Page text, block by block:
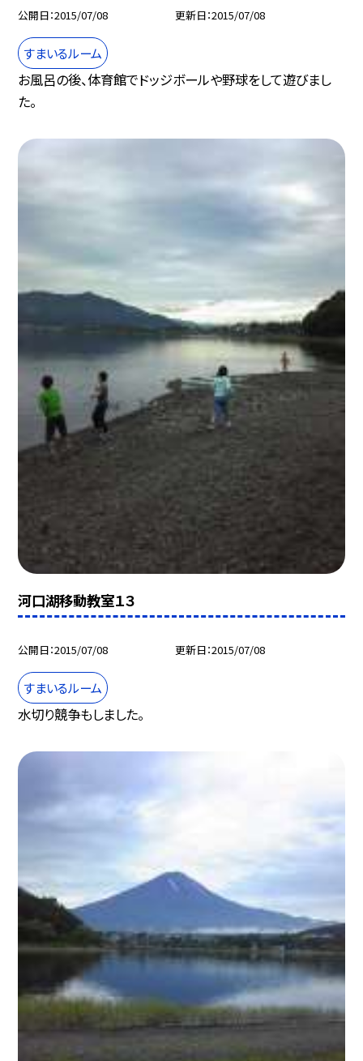
公開日 2015/07/08 更新日 2015/07/08
すまいるルーム
お風呂の後、体育館でドッジボールや野球をして遊びまし
た。
河口湖移動教室１３
公開日 2015/07/08 更新日 2015/07/08
すまいるルーム
水切り競争もしました。